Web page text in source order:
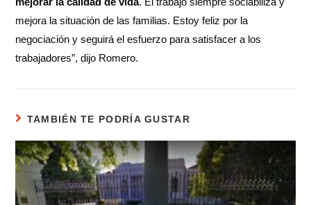
mejora la situación de las familias. Estoy feliz por la
negociación y seguirá el esfuerzo para satisfacer a los
trabajadores”, dijo Romero.
TAMBIÉN TE PODRÍA GUSTAR